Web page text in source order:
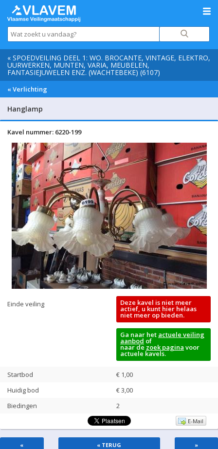
« SPOEDVEILING DEEL 1: WO. BROCANTE, VINTAGE, ELEKTRO,
UURWERKEN, MUNTEN, VARIA, MEUBELEN,
FANTASIEJUWELEN ENZ. (WACHTEBEKE) (6107)
« Verlichting
Hanglamp
Kavel nummer: 6220-199
Einde veiling Deze kavel is niet meer
actief, u kunt hier helaas
niet meer op bieden.
Ga naar het actuele veiling
aanbod of
naar de zoek pagina voor
actuele kavels.
Startbod
€ 1,00
Huidig bod
€3,00
Biedingen
2
E-Mail
« « TERUG »